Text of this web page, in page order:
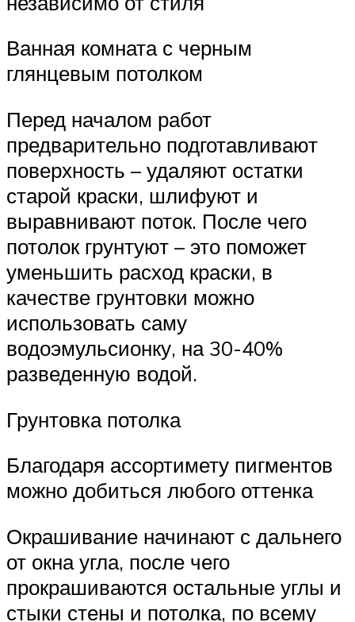
Ванная комната с черным
глянцевым потолком
Перед началом работ
предварительно подготавливают
поверхность – удаляют остатки
старой краски, шлифуют и
выравнивают поток. После чего
потолок грунтуют – это поможет
уменьшить расход краски, в
качестве грунтовки можно
использовать саму
водоэмульсионку, на 30-40%
разведенную водой.
Грунтовка потолка
Благодаря ассортимету пигментов
можно добиться любого оттенка
Окрашивание начинают с дальнего
от окна угла, после чего
прокрашиваются остальные углы и
стыки стены и потолка, по всему